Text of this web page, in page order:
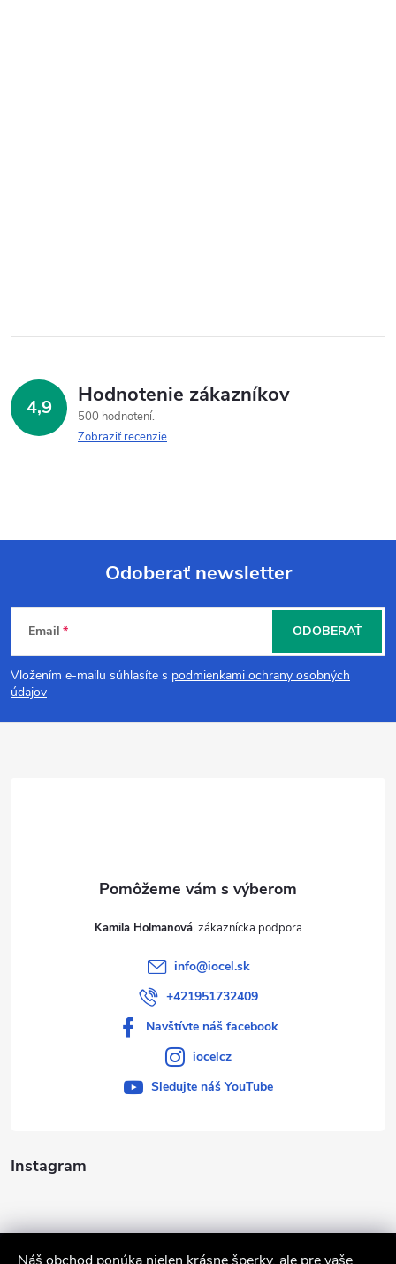
4,9 Hodnotenie zákazníkov
500 hodnotení
Zobraziť recenzie
Z
á
p
Odoberať newsletter
Email
Vložením e-mailu súhlasíte s podmienkami ochrany osobných
údajov
ODOBERAŤ
Instagram
Kamila Holmanová
info@iocel.sk
+421951732409
Navštívte náš facebook
iocelcz
Sledujte náš YouTube